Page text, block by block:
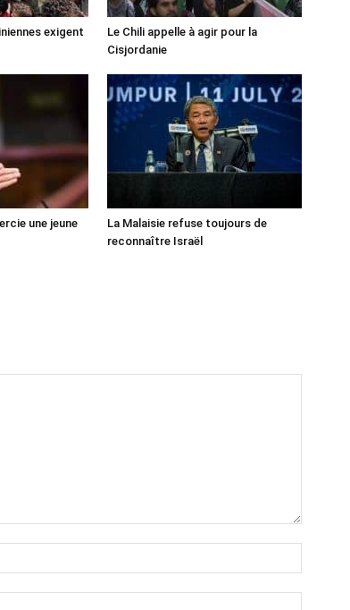
exigent
Le Chili appelle à agir pour la
Cisjordanie
une jeune
La Malaisie refuse toujours de
reconnaître Israël